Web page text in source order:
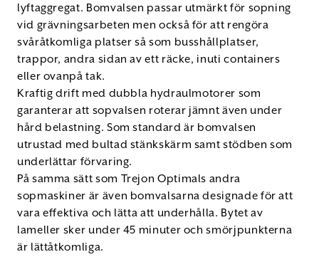
lyftaggregat. Bomvalsen passar utmärkt för sopning
vid grävningsarbeten men också för att rengöra
svåråtkomliga platser så som busshållplatser,
trappor, andra sidan av ett räcke, inuti containers
eller ovanpå tak.
Kraftig drift med dubbla hydraulmotorer som
garanterar att sopvalsen roterar jämnt även under
hård belastning. Som standard är bomvalsen
utrustad med bultad stänkskärm samt stödben som
underlättar förvaring.
På samma sätt som Trejon Optimals andra
sopmaskiner är även bomvalsarna designade för att
vara effektiva och lätta att underhålla. Bytet av
lameller sker under 45 minuter och smörjpunkterna
är lättåtkomliga.